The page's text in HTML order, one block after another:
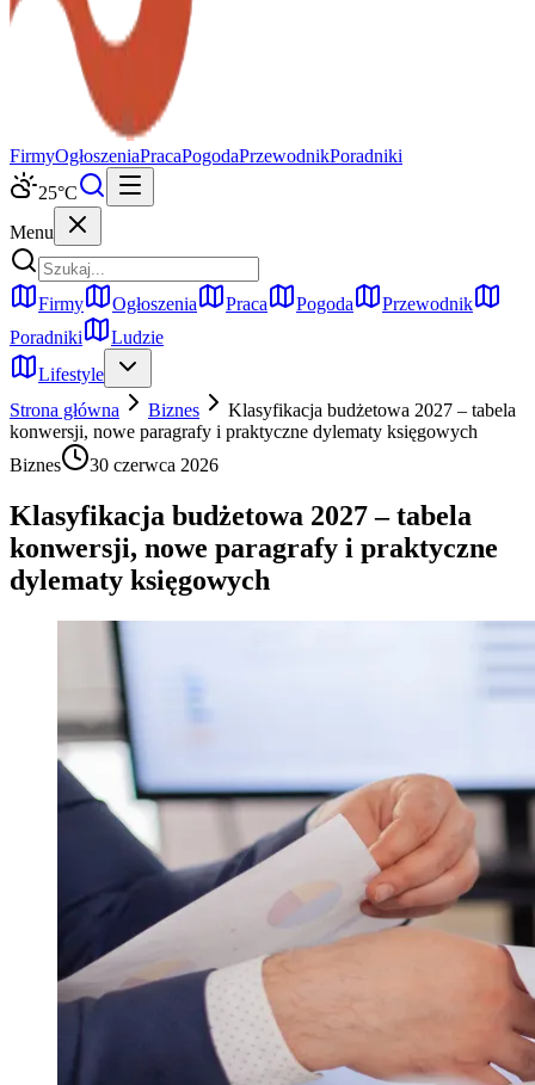
FirmyOgłoszeniaPracaPogodaPrzewodnikPoradniki
25°C
Menu
Firmy Ogłoszenia Praca Pogoda
Przewodnik
Poradniki
Ludzie
Lifestyle
Strona główna
Biznes
Klasyfikacja budżetowa 2027 – tabela
konwersji, nowe paragrafy i praktyczne dylematy księgowych
Biznes
30 czerwca 2026
Klasyfikacja budżetowa 2027 – tabela
konwersji, nowe paragrafy i praktyczne
dylematy księgowych